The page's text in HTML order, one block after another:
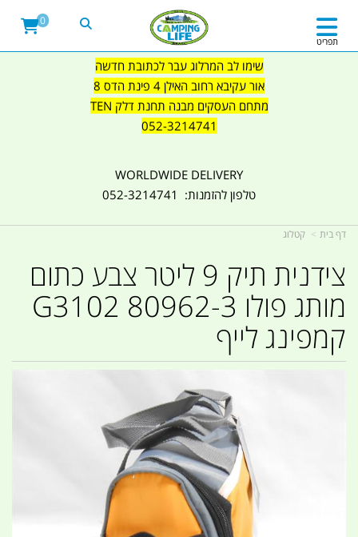
שימו לב המרלוג עבר לכתובת חדשה
אור עקיבא רחוב האילן 4 פינת הדס 8
מתחם העסקים מבנה תחנת דלק TEN
052-3214741
WORLDWIDE DELIVERY
טלפון להזמנות: 052-3214741
תפריט
0
דף בית קטלוג
צידנית תיק 9 ליטר צבע כתום
מותג פולו 80962-3 G3102
קמפינג לייף